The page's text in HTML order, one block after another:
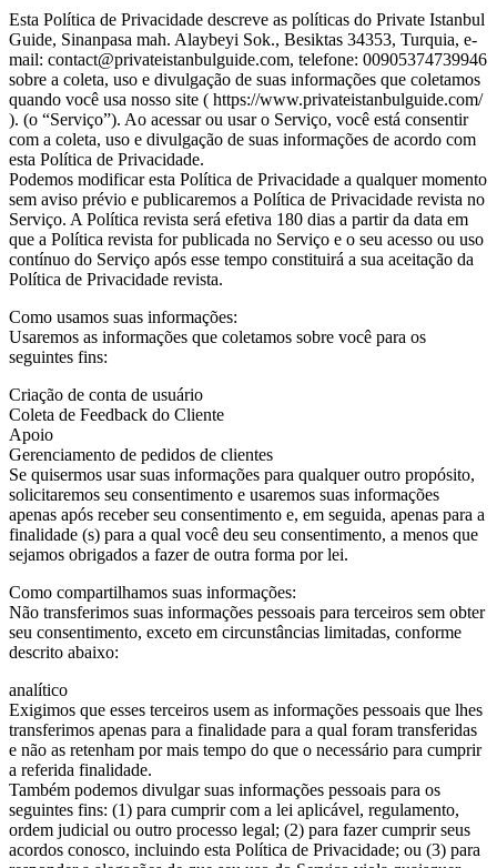
Esta Política de Privacidade descreve as políticas do Private Istanbul
Guide, Sinanpasa mah. Alaybeyi Sok., Besiktas 34353, Turquia, e-
mail: contact@privateistanbulguide.com, telefone: 00905374739946
sobre a coleta, uso e divulgação de suas informações que coletamos
quando você usa nosso site ( https://www.privateistanbulguide.com/
). (o “Serviço”). Ao acessar ou usar o Serviço, você está consentir
com a coleta, uso e divulgação de suas informações de acordo com
esta Política de Privacidade.
Podemos modificar esta Política de Privacidade a qualquer momento
sem aviso prévio e publicaremos a Política de Privacidade revista no
Serviço. A Política revista será efetiva 180 dias a partir da data em
que a Política revista for publicada no Serviço e o seu acesso ou uso
contínuo do Serviço após esse tempo constituirá a sua aceitação da
Política de Privacidade revista.
Como usamos suas informações:
Usaremos as informações que coletamos sobre você para os
seguintes fins:
Criação de conta de usuário
Coleta de Feedback do Cliente
Apoio
Gerenciamento de pedidos de clientes
Se quisermos usar suas informações para qualquer outro propósito,
solicitaremos seu consentimento e usaremos suas informações
apenas após receber seu consentimento e, em seguida, apenas para a
finalidade (s) para a qual você deu seu consentimento, a menos que
sejamos obrigados a fazer de outra forma por lei.
Como compartilhamos suas informações:
Não transferimos suas informações pessoais para terceiros sem obter
seu consentimento, exceto em circunstâncias limitadas, conforme
descrito abaixo:
analítico
Exigimos que esses terceiros usem as informações pessoais que lhes
transferimos apenas para a finalidade para a qual foram transferidas
e não as retenham por mais tempo do que o necessário para cumprir
a referida finalidade.
Também podemos divulgar suas informações pessoais para os
seguintes fins: (1) para cumprir com a lei aplicável, regulamento,
ordem judicial ou outro processo legal; (2) para fazer cumprir seus
acordos conosco, incluindo esta Política de Privacidade; ou (3) para